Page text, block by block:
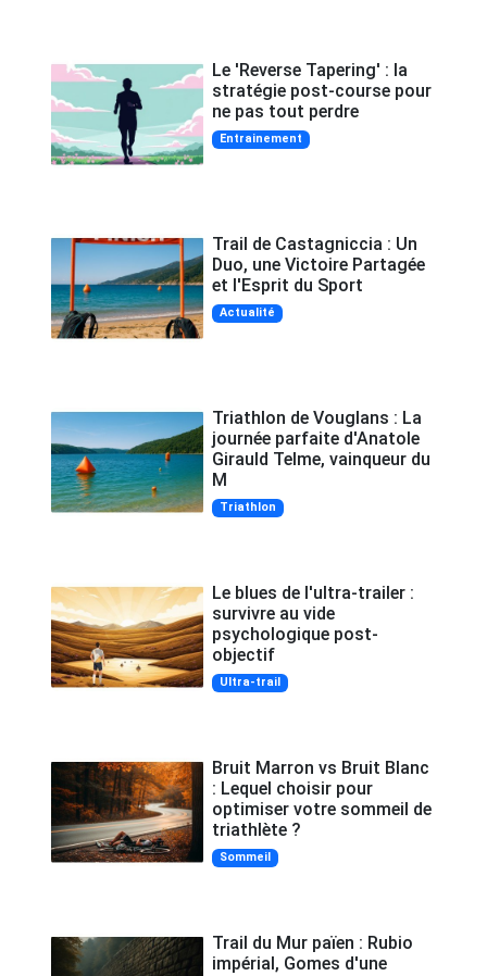
Le 'Reverse Tapering' : la
stratégie post-course pour
ne pas tout perdre
Entrainement
Trail de Castagniccia : Un
Duo, une Victoire Partagée
et l'Esprit du Sport
Actualité
Triathlon de Vouglans : La
journée parfaite d'Anatole
Girauld Telme, vainqueur du
M
Triathlon
Le blues de l'ultra-trailer :
survivre au vide
psychologique post-
objectif
Ultra-trail
Bruit Marron vs Bruit Blanc
: Lequel choisir pour
optimiser votre sommeil de
triathlète ?
Sommeil
Trail du Mur païen : Rubio
impérial, Gomes d'une